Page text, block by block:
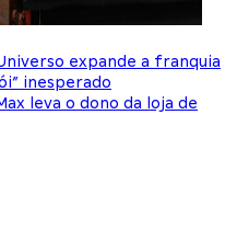
expande a franquia
inesperado
leva o dono da loja de